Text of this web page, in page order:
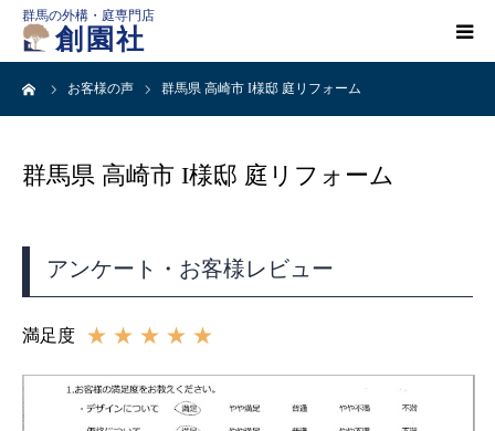
群馬の外構・庭専門店
創園社
お客様の声 群馬県 高崎市 I様邸 庭リフォーム
群馬県 高崎市 I様邸 庭リフォーム
アンケート・お客様レビュー
満足度 ★★★★★
HOME
施工事例一覧
創園社とは